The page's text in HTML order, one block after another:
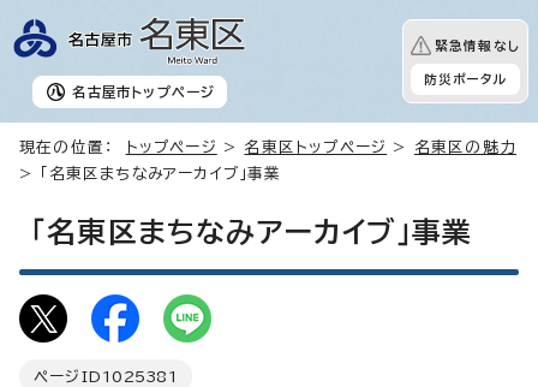
名古屋市 トップページ
緊急情報なし
防災ポータル
現在の位置： トップページ > 名東区トップページ > 名東区の魅力
> 「名東区まちなみアーカイブ」事業
「名東区まちなみアーカイブ」事業
ページID 1025381